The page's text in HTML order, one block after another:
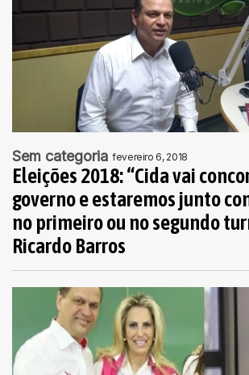
Sem categoria fevereiro 6, 2018
Eleições 2018: “Cida vai
governo e estaremos junto
no primeiro ou no segundo
Ricardo Barros